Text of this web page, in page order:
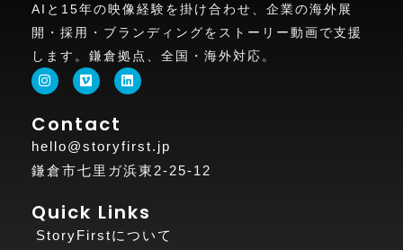
AIと15年の映像経験を掛け合わせ、企業の海外展
開・採用・ブランディングをストーリー動画で支援
します。鎌倉拠点、全国・海外対応。
I
n
a
g
r
a
m
V
i
o
L
i
d
i
n
Contact
hello@storyfirst.jp
鎌倉市七里ガ浜東2-25-12
Quick Links
StoryFirstについて